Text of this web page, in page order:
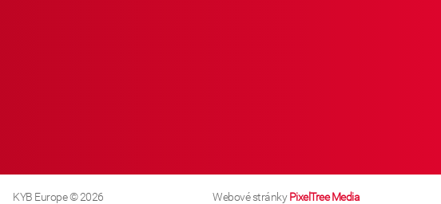
KYB Europe © 2026 Webové stránkyPixelTree Media